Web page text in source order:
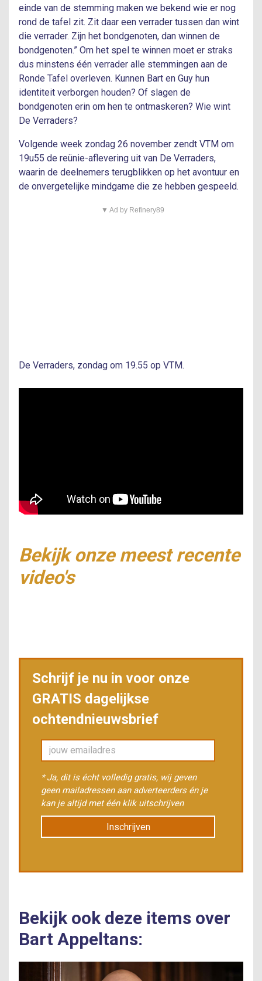
einde van de stemming maken we bekend wie er nog
rond de tafel zit. Zit daar een verrader tussen dan wint
die verrader. Zijn het bondgenoten, dan winnen de
bondgenoten.” Om het spel te winnen moet er straks
dus minstens één verrader alle stemmingen aan de
Ronde Tafel overleven. Kunnen Bart en Guy hun
identiteit verborgen houden? Of slagen de
bondgenoten erin om hen te ontmaskeren? Wie wint
De Verraders?
Volgende week zondag 26 november zendt VTM om
19u55 de reünie-aflevering uit van De Verraders,
waarin de deelnemers terugblikken op het avontuur en
de onvergetelijke mindgame die ze hebben gespeeld.
▼ Ad by Refinery89
De Verraders, zondag om 19.55 op VTM.
Bekijk onze meest recente
video's
Schrijf je nu in voor onze
GRATIS dagelijkse
ochtendnieuwsbrief
* Ja, dit is écht volledig gratis, wij geven
geen mailadressen aan adverteerders én je
kan je altijd met één klik uitschrijven
Inschrijven
Bekijk ook deze items over
Bart Appeltans: